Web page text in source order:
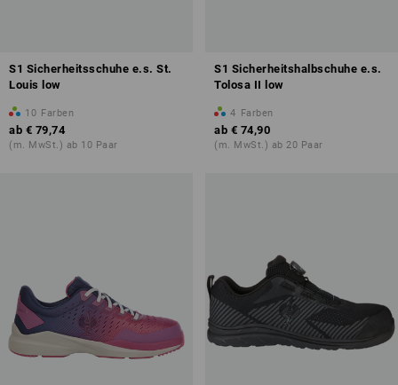
S1 Sicherheitsschuhe e.s. St.
Louis low
10 Farben
ab € 79,74
(m. MwSt.) ab 10 Paar
S1 Sicherheitshalbschuhe e.s.
Tolosa II low
4 Farben
ab € 74,90
(m. MwSt.) ab 20 Paar